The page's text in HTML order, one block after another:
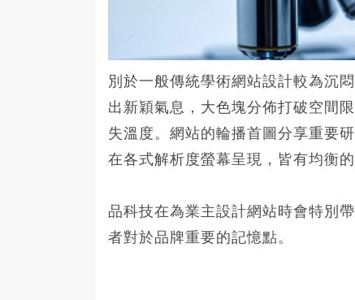
別於一般傳統學術網站設計較為沉
出新穎氣息，大色塊分佈打破空間
失溫度。網站的輪播首圖分享重要
在各式解析度螢幕呈現，皆有均衡的
品科技在為業主設計網站時會特別
者對於品牌重要的記憶點。